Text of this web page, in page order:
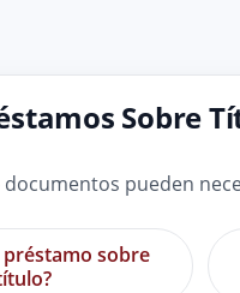
Sobre
pueden
préstamo sobre